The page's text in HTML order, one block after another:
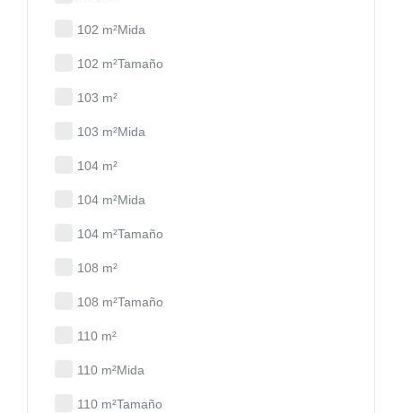
102 m²Mida
102 m²Tamaño
103 m²
103 m²Mida
104 m²
104 m²Mida
104 m²Tamaño
108 m²
108 m²Tamaño
110 m²
110 m²Mida
110 m²Tamaño